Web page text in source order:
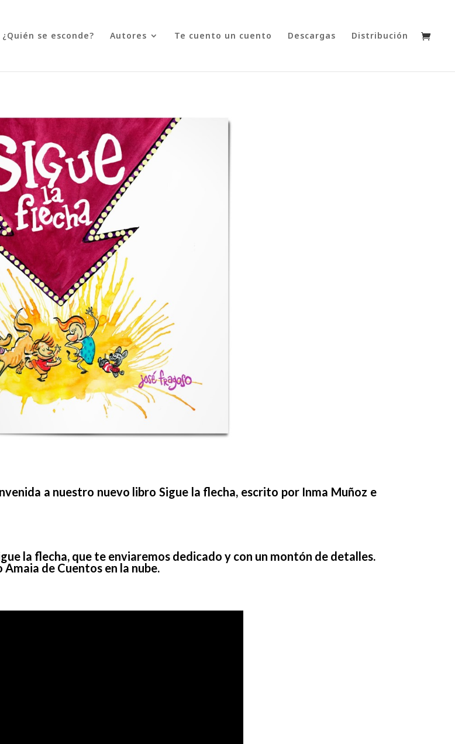
¿Quién se esconde? Autores Te cuento un cuento Descargas Distribución
a nuestro nuevo libro Sigue la flecha, escrito por Inma Muñoz e
la flecha, que te enviaremos dedicado y con un montón de detalles.
de Cuentos en la nube.